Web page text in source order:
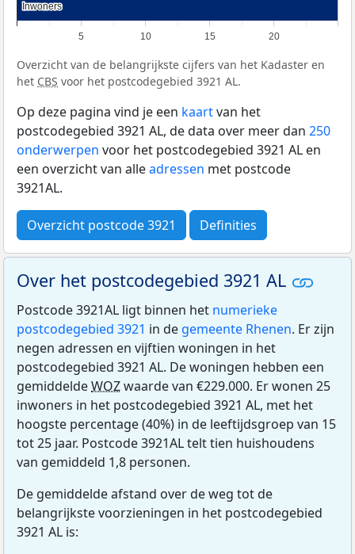
5 10 15 20
Inwoners
Inwoners
Overzicht van de belangrijkste cijfers van het Kadaster en
het CBS voor het postcodegebied 3921 AL.
Op deze pagina vind je een kaartvan het
postcodegebied 3921 AL, de data over meer dan 250
onderwerpen voor het postcodegebied 3921 AL en
een overzicht van alleadressen met postcode
3921AL.
Overzicht postcode 3921 Definities
Over het postcodegebied 3921 AL
Postcode 3921AL ligt binnen het numerieke
postcodegebied 3921 in de gemeente Rhenen. Er zijn
negen adressen en vijftien woningen in het
postcodegebied 3921 AL. De woningen hebben een
gemiddeldeWOZwaarde van €229.000. Er wonen 25
inwoners in het postcodegebied 3921 AL, met het
hoogste percentage (40%) in de leeftijdsgroep van 15
tot 25 jaar. Postcode 3921AL telt tien huishoudens
van gemiddeld 1,8 personen.
De gemiddelde afstand over de weg tot de
belangrijkste voorzieningen in het postcodegebied
3921 AL is: